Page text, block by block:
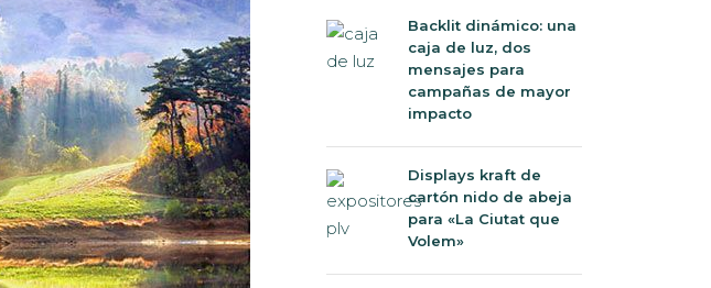
Backlit dinámico: una
caja de luz, dos
mensajes para
campañas de mayor
impacto
Displays kraft de
cartón nido de abeja
para «La Ciutat que
Volem»